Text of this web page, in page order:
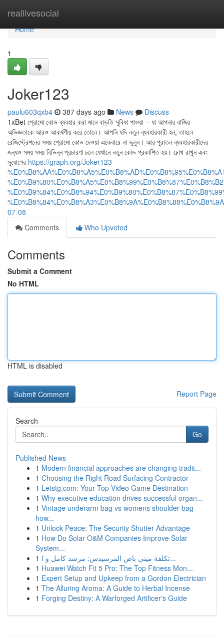
reallivesocial
Home
Home
1
Joker123
paulu603qxb4 387 days ago News
Discuss
1xBet প্রোমো কোড ব্যবহার করা মানে বাড়তি সুবিধা পাওয়া – যা আপনার বাজির
অভিজ্ঞতাকে আরও আকর্ষণীয় করে তোলে। আপনি যদি নতুন ব্যবহারকারী হন, তাহলে
রেজিস্ট্রেশনের সময় প্রোমো কোড দেওয়া একেবারে না ভুলুন। আর পুরাতন ব্যবহারকারীদের
জন্যও সময় সময় বিভিন্ন প্রচারণা চলে যেখানে নতুন কোড প্রকাশিত হয়। চোখ রাখুন এবং
সুযোগের https://graph.org/Joker123-
07-08
Comments
Who Upvoted
Comments
Submit a Comment
No HTML
HTML is disabled
Report Page
Search
Go
Published News
1 Modern financial approaches are changing tradit...
1 Choosing the Right Road Surfacing Contractor
1 Letstg.com: Your Top Video Game Destination
1 Why executive education drives successful organ...
1 Vintage underarm bag vs womens shoulder bag
how...
1 Unlock Peace: The Security Shutter Advantage
1 How Do Solar O&M Companies Improve Solar
System...
1
تكلفة ميني باص المرسيدس: مرشد كامل و ا...
1 Huawei Watch Fit 5 Pro: The Top Fitness Mon...
1 Expert Setup and Upkeep from a Gordon Electrician
1 The Alluring Aroma: A Guide to Herbal Incense
1 Forging Destiny: A Warforged Artificer's Guide